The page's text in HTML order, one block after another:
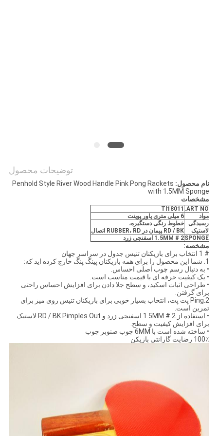
توضیحات محصول
نام محصول: Penhold Style River Wood Handle Pink Pong Rackets
with 1.5MM Sponge
مشخصات
ART NO.
Tl18011
مواد
6 میلی متری
پاور پوینت
رسیدگی
خطوط رنگی دستگیره،
لاستیک
RD / BK پیمان در RUBBER، RD اتصال
SPONGE1.5MM # 2 اسفنجی زرد
مشخصه:
# 1 انتخاب برای بازیکنان تنیس جدول در سراسر جهان
1. شما این محصول را برای همه بازیکنان پینگ پنگ خارج کرده اید که:
• به دنبال رسم چوب اصلی احساس.
• یک کیفیت حرفه ای با قیمت مناسب است.
• طراحی اثبات اسکید، و سطح جلا دادن برای افزایش احساس راحتی
برای گرفتن.
2.Ping پت پت، انتخاب بسیار خوبی برای بازیکنان تنیس روی میز برای
تمرین است.
• استفاده از 1.5MM # 2 اسفنجی زرد و RD / BK Pimples Out لاستیک
برای افزایش کیفیت و سطح.
• ساخته شده است با 6MM چوب صنوبر چوب
100٪ رضایت گارانتی بازیکن